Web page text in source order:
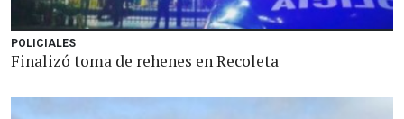
POLICIALES
Finalizó toma de rehenes en Recoleta